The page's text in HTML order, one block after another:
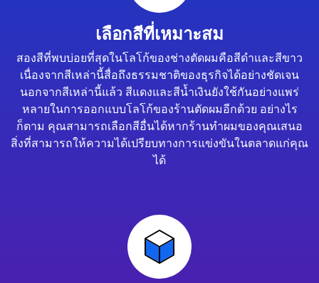
เลือกสีที่เหมาะสม
สองสีที่พบบ่อยที่สุดในโลโก้ของช่างตัดผมคือสีดำและสีขาว
เนื่องจากสีเหล่านี้สื่อถึงธรรมชาติของธุรกิจได้อย่างชัดเจน
นอกจากสีเหล่านี้แล้ว สีแดงและสีน้ำเงินยังใช้กันอย่างแพร่
หลายในการออกแบบโลโก้ของร้านตัดผมอีกด้วย อย่างไร
ก็ตาม คุณสามารถเลือกสีอื่นได้หากร้านทำผมของคุณเสนอ
สิ่งที่สามารถให้ความได้เปรียบทางการแข่งขันในตลาดแก่คุณ
ได้